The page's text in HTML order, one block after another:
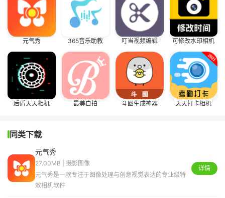
元气秀 365音乐助教 叮当视频编辑 可修改水印相机
后盾天天相机 最美自拍 斗图生成神器 天天打卡相机
同类下载
元气秀
27.00MB | 摄影图像
元气秀是一款专注于图像处理与创意视觉表达的专业级特
效相机软件
详情